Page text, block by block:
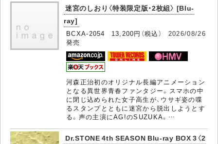
迷宮のしおり〈特装限定版・2枚組〉 [Blu-
ray]
BCXA-2054 13,200円（税込） 2026/08/26
発売
河森正治初のオリジナル長編アニメーション
となる異世界青春ファンタジー。スマホの中
に閉じ込められた女子高生が、ウサギ姿の喋
るスタンプとともに迷宮から脱出しようとす
る。声の主演にAG!のSUZUKA。…
Dr.STONE 4th SEASON Blu-ray BOX 3〈2